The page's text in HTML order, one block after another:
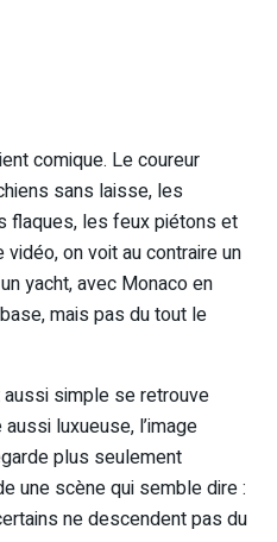
comique. Le coureur
sans laisse, les
les feux piétons et
on voit au contraire un
yacht, avec Monaco en
mais pas du tout le
simple se retrouve
luxueuse, l’image
plus seulement
une scène qui semble dire :
ne descendent pas du